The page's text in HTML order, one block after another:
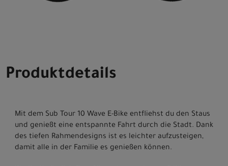
Produktdetails
Mit dem Sub Tour 10 Wave E-Bike entfliehst du den Staus
und genießt eine entspannte Fahrt durch die Stadt. Dank
des tiefen Rahmendesigns ist es leichter aufzusteigen,
damit alle in der Familie es genießen können.